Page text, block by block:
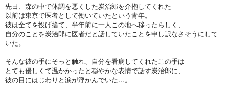
先日、森の中で体調を悪くした炭治郎を介抱してくれた
以前は東京で医者として働いていたという青年。
彼は全てを投げ捨て、半年前に一人この地へ移ったらしく、
自分のことを炭治郎に医者だと話していたことを申し訳なさそうにして
いた。
そんな彼の手にそっと触れ、自分を看病してくれたこの手は
とても優しくて温かかったと穏やかな表情で話す炭治郎に、
彼の目にはじわりと涙が浮かんでいた…。